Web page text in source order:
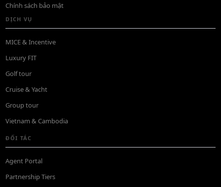
Chính sách bảo mật
DỊCH VỤ
MICE & Incentive
Luxury FIT
Golf tour
Cruise & Yacht
Group tour
Vietnam & Cambodia
ĐỐI TÁC
Agent Portal
Partnership Tiers